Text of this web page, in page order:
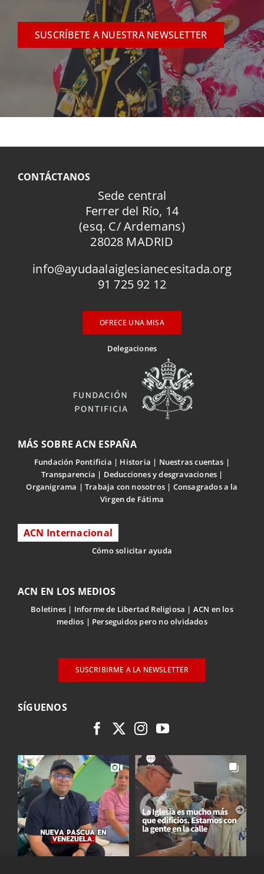
SUSCRÍBETE A NUESTRA NEWSLETTER
CONTÁCTANOS
Sede central
Ferrer del Río, 14
(esq. C/ Ardemans)
28028 MADRID
info@ayudaalaiglesianecesitada.org
91 725 92 12
OFRECE UNA MISA
Delegaciones
MÁS SOBRE ACN ESPAÑA
Fundación Pontificia Historia
Nuestras cuentas
Transparencia
Deducciones y desgravaciones
Organigrama
Trabaja con nosotros
Consagrados a la
Virgen de Fátima
ACN Internacional
Cómo solicitar ayuda
ACN EN LOS MEDIOS
Boletines Informe de Libertad Religiosa
ACN en los
medios
Perseguidos pero no olvidados
SUSCRIBIRME A LA NEWSLETTER
SÍGUENOS